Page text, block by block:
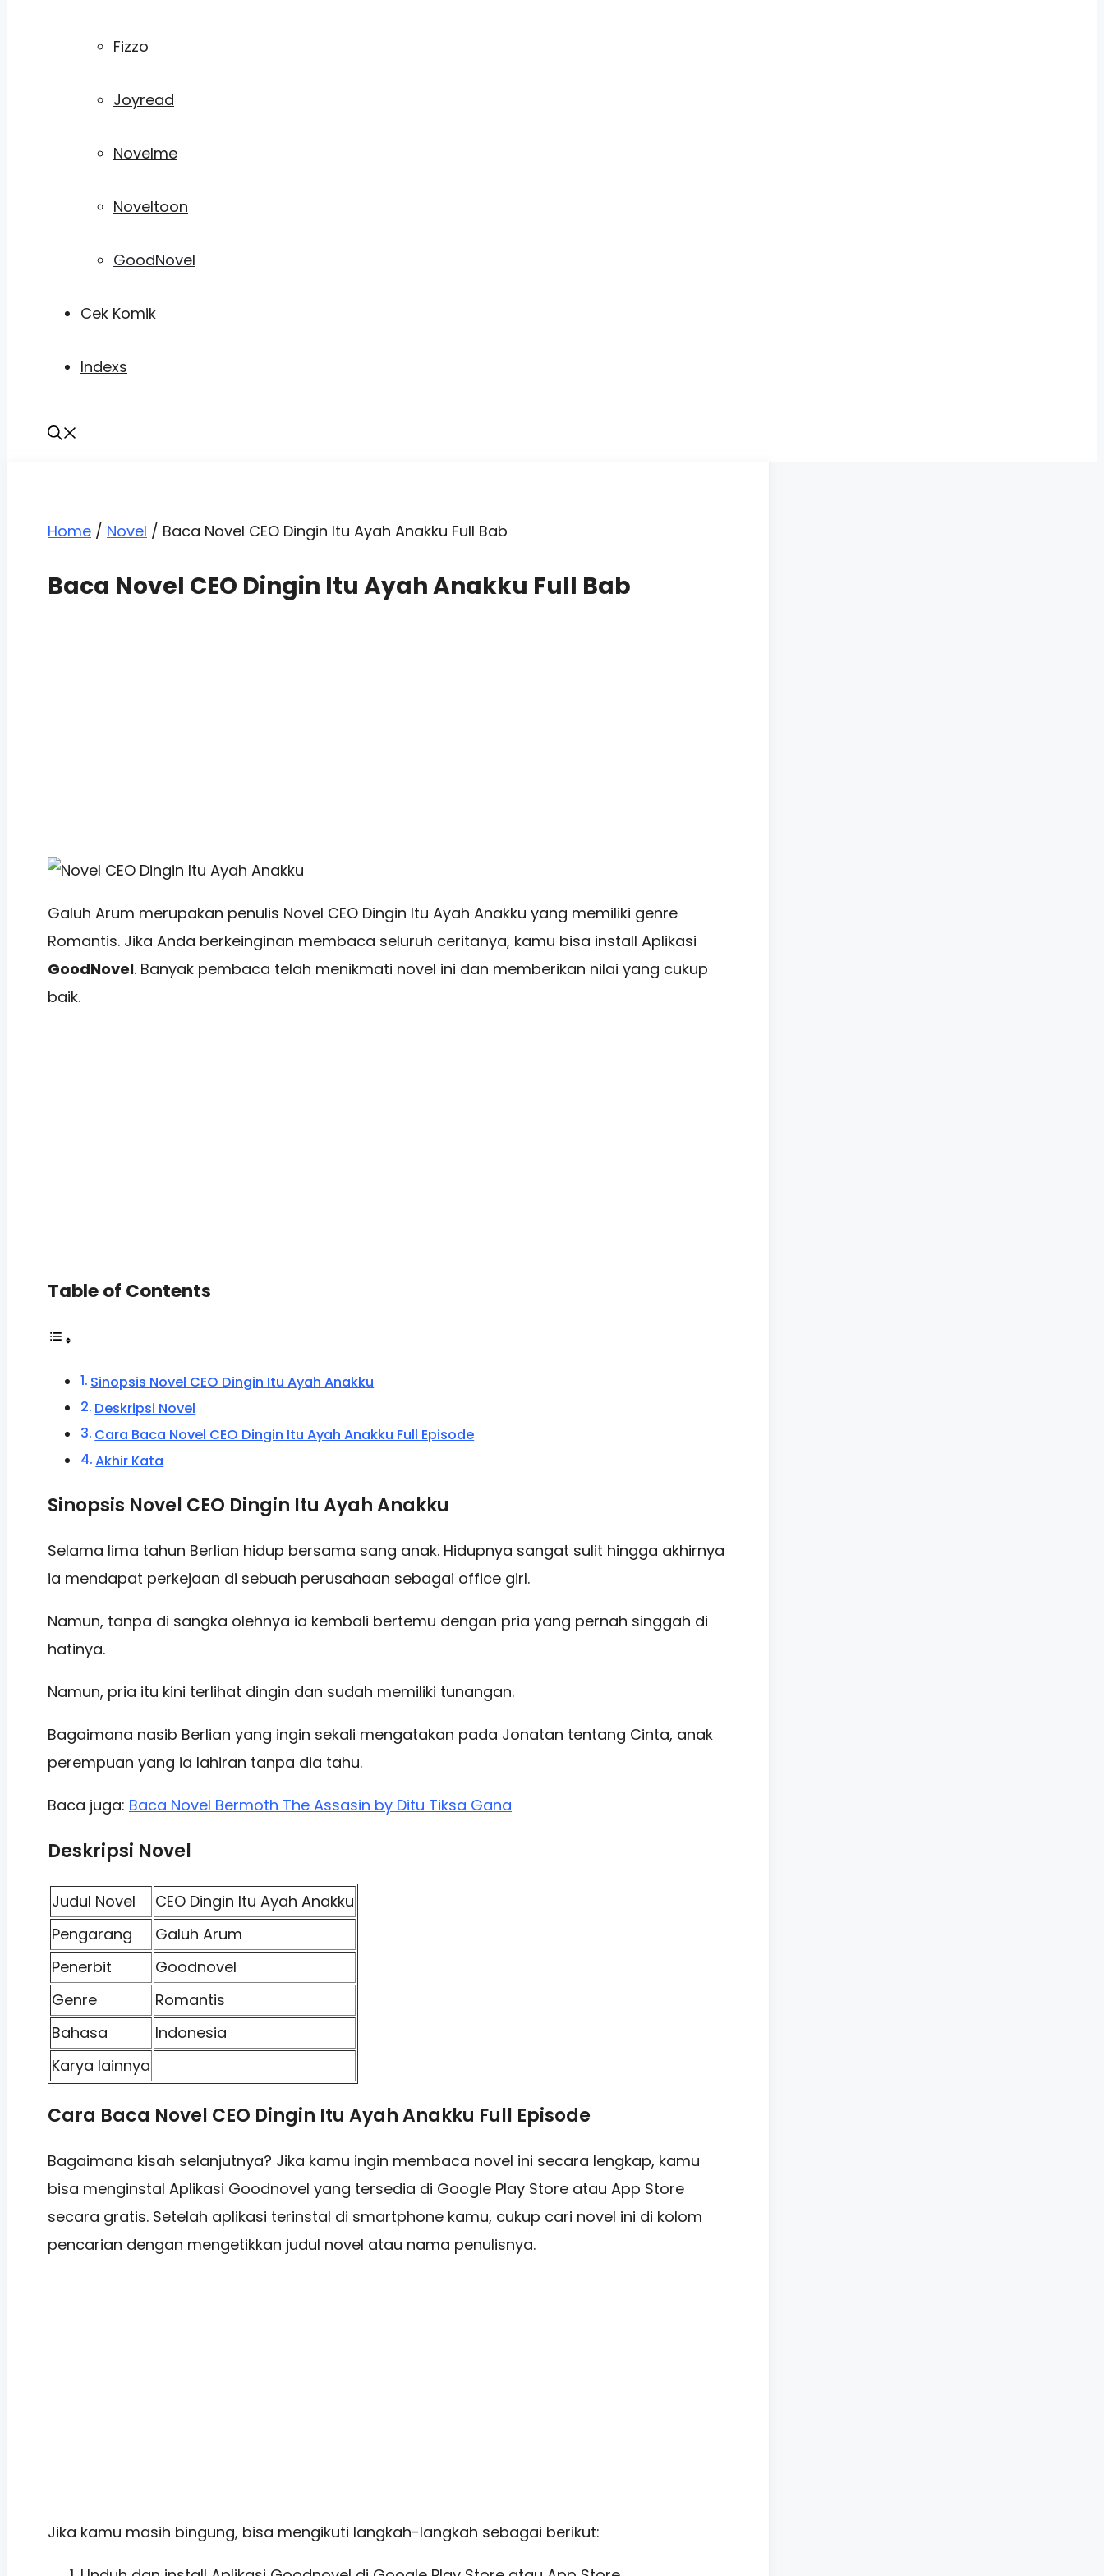
Fizzo
Joyread
Novelme
Noveltoon
GoodNovel
Cek Komik
Indexs
Home / Novel / Baca Novel CEO Dingin Itu Ayah Anakku Full Bab
Baca Novel CEO Dingin Itu Ayah Anakku Full Bab
Galuh Arum merupakan penulis Novel CEO Dingin Itu Ayah Anakku yang memiliki genre
Romantis. Jika Anda berkeinginan membaca seluruh ceritanya, kamu bisa install Aplikasi
GoodNovel. Banyak pembaca telah menikmati novel ini dan memberikan nilai yang cukup
baik.
Table of Contents
Sinopsis Novel CEO Dingin Itu Ayah Anakku
Deskripsi Novel
Cara Baca Novel CEO Dingin Itu Ayah Anakku Full Episode
Akhir Kata
Sinopsis Novel CEO Dingin Itu Ayah Anakku
Selama lima tahun Berlian hidup bersama sang anak. Hidupnya sangat sulit hingga akhirnya
ia mendapat perkejaan di sebuah perusahaan sebagai office girl.
Namun, tanpa di sangka olehnya ia kembali bertemu dengan pria yang pernah singgah di
hatinya.
Namun, pria itu kini terlihat dingin dan sudah memiliki tunangan.
Bagaimana nasib Berlian yang ingin sekali mengatakan pada Jonatan tentang Cinta, anak
perempuan yang ia lahiran tanpa dia tahu.
Baca juga: Baca Novel Bermoth The Assasin by Ditu Tiksa Gana
Deskripsi Novel
Judul Novel
CEO Dingin Itu Ayah Anakku
Pengarang
Galuh Arum
Penerbit
Goodnovel
Genre
Romantis
Bahasa
Indonesia
Karya lainnya
Cara Baca Novel CEO Dingin Itu Ayah Anakku Full Episode
Bagaimana kisah selanjutnya? Jika kamu ingin membaca novel ini secara lengkap, kamu
bisa menginstal Aplikasi Goodnovel yang tersedia di Google Play Store atau App Store
secara gratis. Setelah aplikasi terinstal di smartphone kamu, cukup cari novel ini di kolom
pencarian dengan mengetikkan judul novel atau nama penulisnya.
Jika kamu masih bingung, bisa mengikuti langkah-langkah sebagai berikut: